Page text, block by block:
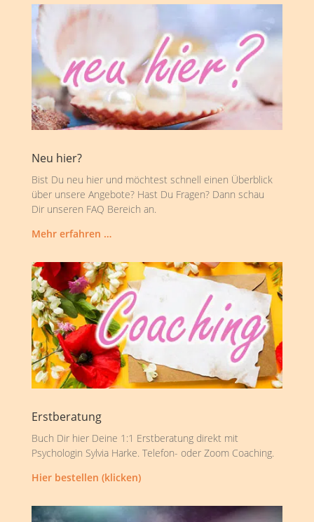
Neu hier?
Bist Du neu hier und möchtest schnell einen Überblick
über unsere Angebote? Hast Du Fragen? Dann schau
Dir unseren FAQ Bereich an.
Mehr erfahren …
Erstberatung
Buch Dir hier Deine 1:1 Erstberatung direkt mit
Psychologin Sylvia Harke. Telefon- oder Zoom Coaching.
Hier bestellen (klicken)